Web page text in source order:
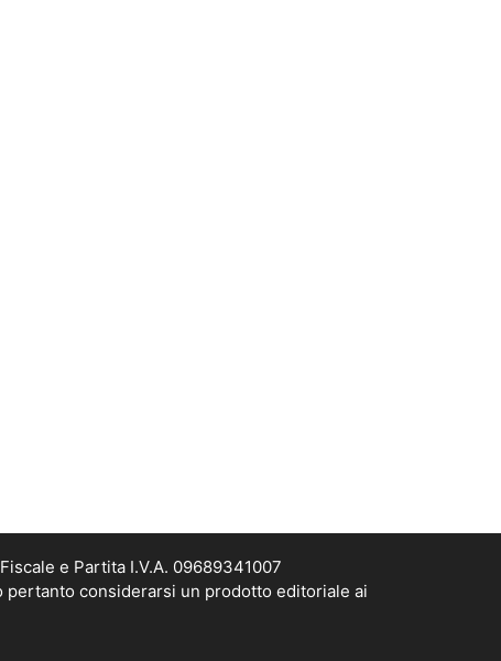
e Partita I.V.A. 09689341007
pertanto considerarsi un prodotto editoriale ai